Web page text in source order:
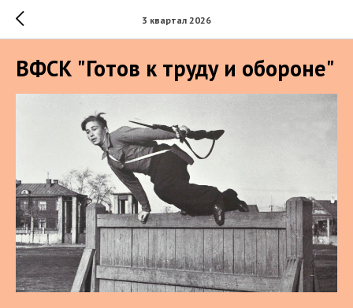
3 квартал 2026
ВФСК "Готов к труду и обороне"